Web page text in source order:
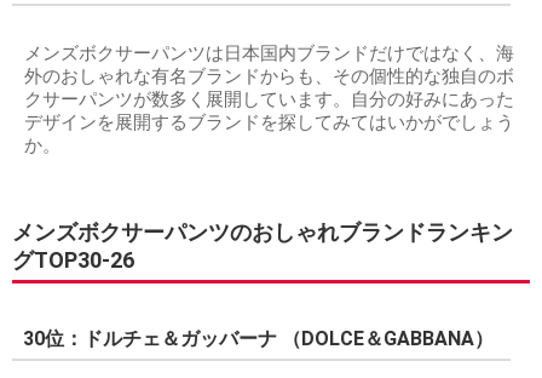
メンズボクサーパンツは日本国内ブランドだけではなく、海
外のおしゃれな有名ブランドからも、その個性的な独自のボ
クサーパンツが数多く展開しています。自分の好みにあった
デザインを展開するブランドを探してみてはいかがでしょう
か。
メンズボクサーパンツのおしゃれブランドランキン
グTOP30-26
30位：ドルチェ＆ガッバーナ （DOLCE＆GABBANA）